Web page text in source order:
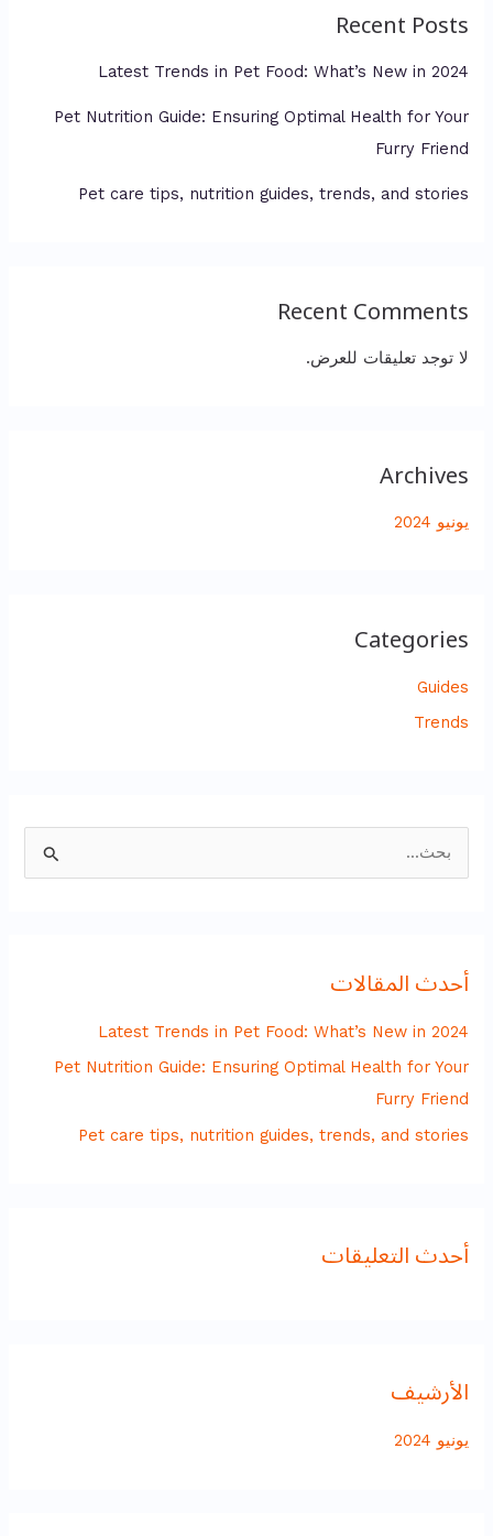
Recent Posts
Latest Trends in Pet Food: What’s New in 2024
Pet Nutrition Guide: Ensuring Optimal Health for Your
Furry Friend
Pet care tips, nutrition guides, trends, and stories
Recent Comments
لا توجد تعليقات للعرض.
Archives
يونيو 2024
Categories
Guides
Trends
ث
أحدث المقالات
Latest Trends in Pet Food: What’s New in 2024
Pet Nutrition Guide: Ensuring Optimal Health for Your
Furry Friend
Pet care tips, nutrition guides, trends, and stories
أحدث التعليقات
الأرشيف
يونيو 2024